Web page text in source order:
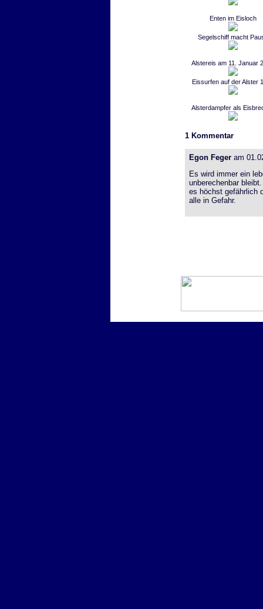
Enten im Eisloch
Segelschiff macht
Alstereis am 11. Januar
Eissurfen auf der Alster
Alsterdampfer als
1 Kommentar
Egon Fegeram
Es wird immer ein
unberechenbar
es höchst gefährlich
alle in Gefahr.